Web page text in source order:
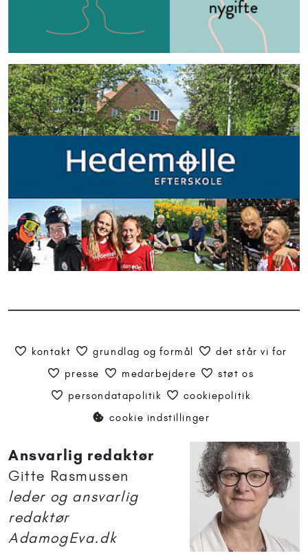
kontakt grundlag og formål
det står vi for
presse
medarbejdere
støt os
persondatapolitik
cookiepolitik
cookie indstillinger
Ansvarlig redaktør
Gitte Rasmussen
leder og ansvarlig
redaktør
AdamogEva.dk